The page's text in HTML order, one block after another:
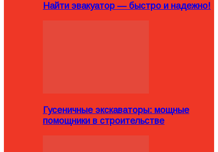
Найти эвакуатор — быстро и надежно!
Гусеничные экскаваторы: мощные
помощники в строительстве